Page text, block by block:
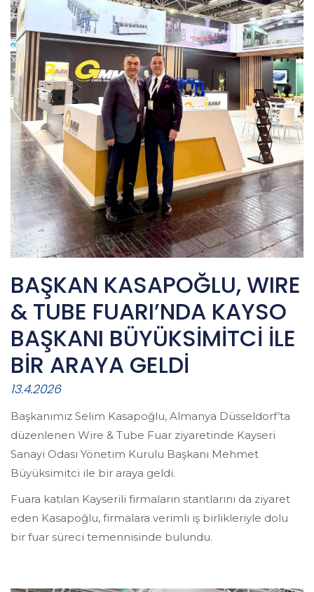
BAŞKAN KASAPOĞLU, WIRE
& TUBE FUARI’NDA KAYSO
BAŞKANI BÜYÜKSİMİTCİ İLE
BİR ARAYA GELDİ
13.4.2026
Başkanımız Selim Kasapoğlu, Almanya Düsseldorf’ta
düzenlenen Wire & Tube Fuar ziyaretinde Kayseri
Sanayi Odası Yönetim Kurulu Başkanı Mehmet
Büyüksimitci ile bir araya geldi.
Fuara katılan Kayserili firmaların stantlarını da ziyaret
eden Kasapoğlu, firmalara verimli iş birlikleriyle dolu
bir fuar süreci temennisinde bulundu.